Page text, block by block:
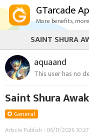
GTarcade
More benefits,
aquaand
This user has no
Saint Shura
General
Article Publish : 06/11/2026 10:27